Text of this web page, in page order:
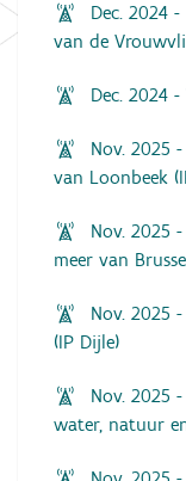
Dec. 2024
van de
Dec. 2024
Nov. 2025
van Loonbeek
Nov. 2025
meer van
Nov. 2025
(IP Dijle)
Nov. 2025
water, natuur